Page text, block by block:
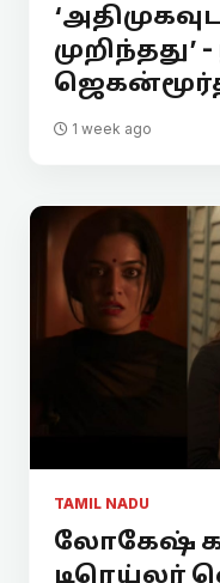
முறிந்தது’
1 week ago
TAMIL NADU
லோகேஷ்
டிரெய்லர்